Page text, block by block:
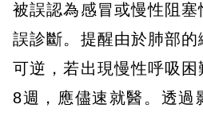
被誤認為感冒或慢性阻
誤診斷。提醒由於肺部
可逆，若出現慢性呼吸
8週，應儘速就醫。透過